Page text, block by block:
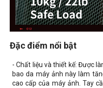
Đặc điểm nổi bật
- Chất liệu và thiết kế: Được
bao da máy ảnh này làm
cao cấp của máy ảnh. Tay